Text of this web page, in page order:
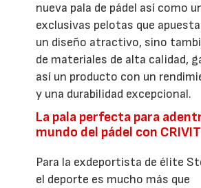
nueva pala de pádel así como
exclusivas pelotas que
un diseño atractivo, sino
de materiales de alta calidad,
así un producto con un
y una durabilidad excepcional.
La pala perfecta para
mundo del pádel con CRIVIT
Para la exdeportista de élite
el deporte es mucho más que